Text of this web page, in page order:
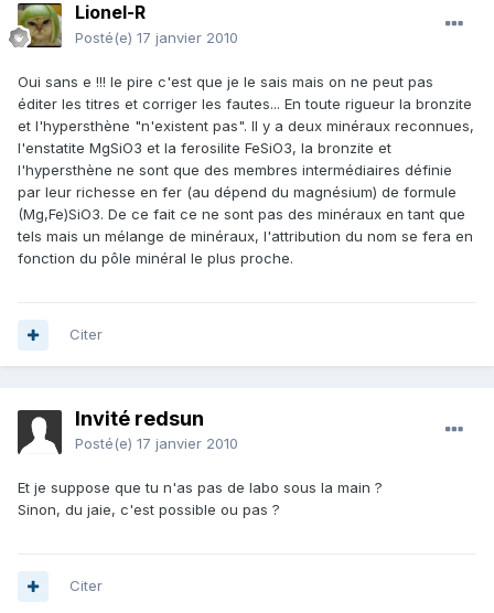
Lionel-R
Posté(e) 17 janvier 2010
Oui sans e !!! le pire c'est que je le sais mais on ne peut pas
éditer les titres et corriger les fautes... En toute rigueur la bronzite
et l'hypersthène "n'existent pas". Il y a deux minéraux reconnues,
l'enstatite MgSiO3 et la ferosilite FeSiO3, la bronzite et
l'hypersthène ne sont que des membres intermédiaires définie
par leur richesse en fer (au dépend du magnésium) de formule
(Mg,Fe)SiO3. De ce fait ce ne sont pas des minéraux en tant que
tels mais un mélange de minéraux, l'attribution du nom se fera en
fonction du pôle minéral le plus proche.
Citer
Invité redsun
Posté(e) 17 janvier 2010
Et je suppose que tu n'as pas de labo sous la main ?
Sinon, du jaie, c'est possible ou pas ?
Citer